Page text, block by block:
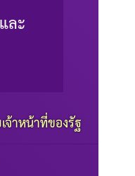
ละ
าหน้าที่ของรัฐ